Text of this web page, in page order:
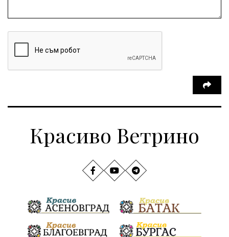
Красиво Ветрино